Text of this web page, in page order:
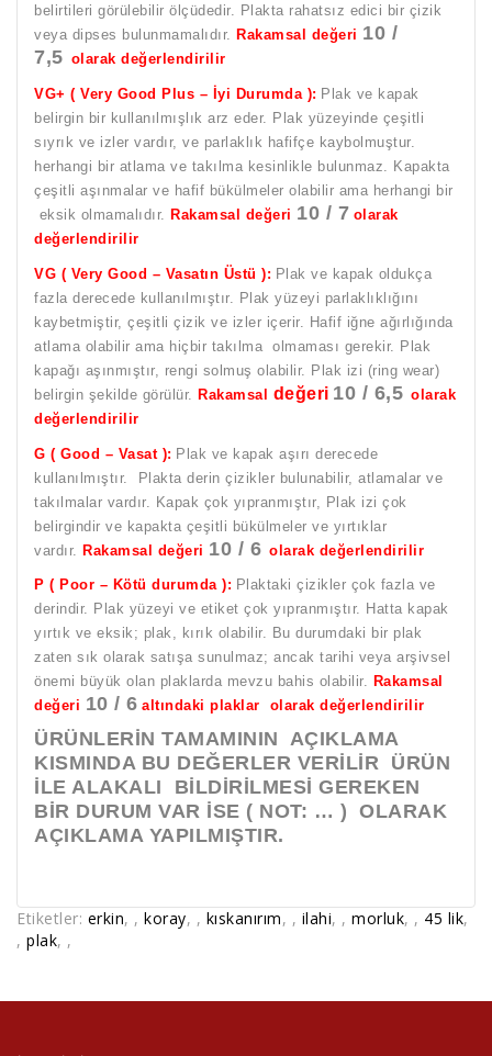
belirtileri görülebilir ölçüdedir. Plakta rahatsız edici bir çizik
veya dipses bulunmamalıdır. Rakamsal değeri 10 /
7,5 olarak değerlendirilir
VG+ ( Very Good Plus – İyi Durumda ): Plak ve kapak
belirgin bir kullanılmışlık arz eder. Plak yüzeyinde çeşitli
sıyrık ve izler vardır, ve parlaklık hafifçe kaybolmuştur.
herhangi bir atlama ve takılma kesinlikle bulunmaz. Kapakta
çeşitli aşınmalar ve hafif bükülmeler olabilir ama herhangi bir
eksik olmamalıdır.
Rakamsal değeri 10 / 7 olarak
değerlendirilir
VG ( Very Good – Vasatın Üstü ): Plak ve kapak oldukça
fazla derecede kullanılmıştır. Plak yüzeyi parlaklıklığını
kaybetmiştir, çeşitli çizik ve izler içerir. Hafif iğne ağırlığında
atlama olabilir ama hiçbir takılma olmaması gerekir. Plak
kapağı aşınmıştır, rengi solmuş olabilir. Plak izi (ring wear)
belirgin şekilde görülür.
Rakamsal değeri 10 / 6,5 olarak
değerlendirilir
G ( Good – Vasat ): Plak ve kapak aşırı derecede
kullanılmıştır. Plakta derin çizikler bulunabilir, atlamalar ve
takılmalar vardır. Kapak çok yıpranmıştır, Plak izi çok
belirgindir ve kapakta çeşitli bükülmeler ve yırtıklar
vardır. Rakamsal değeri 10 / 6 olarak değerlendirilir
P ( Poor – Kötü durumda ): Plaktaki çizikler çok fazla ve
derindir. Plak yüzeyi ve etiket çok yıpranmıştır. Hatta kapak
yırtık ve eksik; plak, kırık olabilir. Bu durumdaki bir plak
zaten sık olarak satışa sunulmaz; ancak tarihi veya arşivsel
önemi büyük olan plaklarda mevzu bahis olabilir. Rakamsal
değeri 10 / 6 altındaki plaklar olarak değerlendirilir
ÜRÜNLERİN TAMAMININ AÇIKLAMA
KISMINDA BU DEĞERLER VERİLİR ÜRÜN
İLE ALAKALI BİLDİRİLMESİ GEREKEN
BİR DURUM VAR İSE ( NOT: … ) OLARAK
AÇIKLAMA YAPILMIŞTIR.
Etiketler: erkin, , koray, , kıskanırım, , ilahi, , morluk, , 45 lik,
, plak, ,